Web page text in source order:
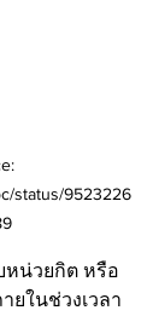
status/9523226
หน่วยกิต หรือ
ยในช่วงเวลา